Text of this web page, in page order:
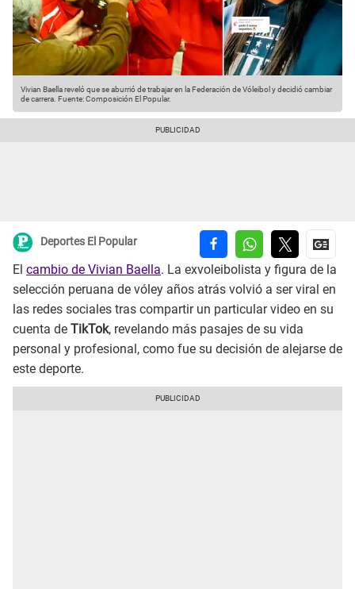
Vivian Baella reveló que se aburrió de trabajar en la Federación de Vóleibol y decidió cambiar
de carrera. Fuente: Composición El Popular.
Deportes El Popular
El cambio de Vivian Baella. La exvoleibolista y figura de la
selección peruana de vóley años atrás volvió a ser viral en
las redes sociales tras compartir un particular video en su
cuenta de TikTok, revelando más pasajes de su vida
personal y profesional, como fue su decisión de alejarse de
este deporte.